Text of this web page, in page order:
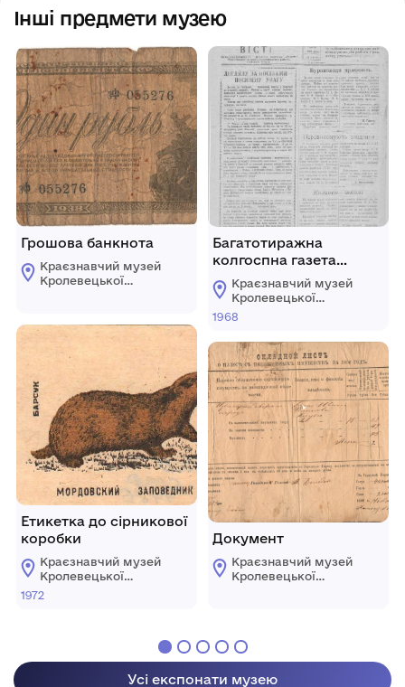
Інші предмети музею
Грошова банкнота
Краєзнавчий музей
Кролевецької
Етикетка до сірникової
коробки
Краєзнавчий музей
Кролевецької
міської ради
1972
Багатотиражна
колгоспна газета
“Колгоспні вісті” № 9 \
144\ від 16 травня 1968
року.
Краєзнавчий музей
Кролевецької
міської ради
1968
Документ
Краєзнавчий музей
Кролевецької
Усі експонати музею